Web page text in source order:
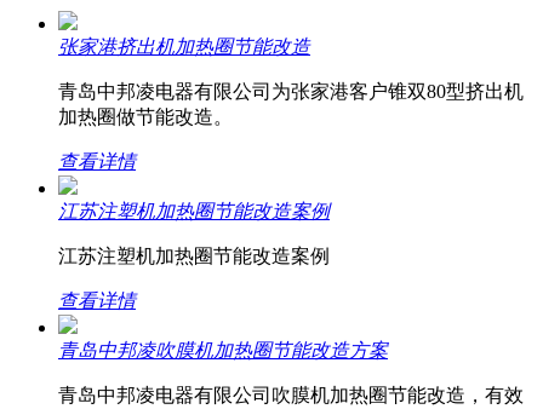
张家港挤出机加热圈节能改造
青岛中邦凌电器有限公司为张家港客户锥双80型挤出机
加热圈做节能改造。
查看详情
江苏注塑机加热圈节能改造案例
江苏注塑机加热圈节能改造案例
查看详情
青岛中邦凌吹膜机加热圈节能改造方案
青岛中邦凌电器有限公司吹膜机加热圈节能改造，有效